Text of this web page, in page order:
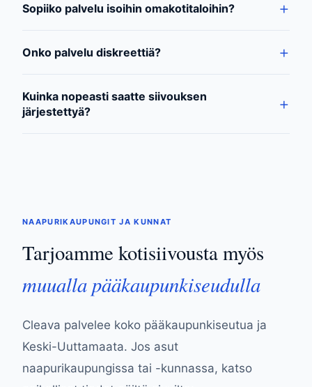
Sopiiko palvelu isoihin omakotitaloihin?
Onko palvelu diskreettiä?
Kuinka nopeasti saatte siivouksen
järjestettyä?
NAAPURIKAUPUNGIT JA KUNNAT
Tarjoamme kotisiivousta myös
muualla pääkaupunkiseudulla
Cleava palvelee koko pääkaupunkiseutua ja
Keski-Uuttamaata. Jos asut
naapurikaupungissa tai -kunnassa, katso